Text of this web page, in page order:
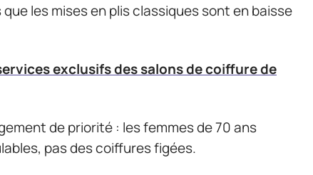
que les mises en plis classiques sont en baisse
exclusifs des salons de coiffure de
de priorité : les femmes de 70 ans
pas des coiffures figées.